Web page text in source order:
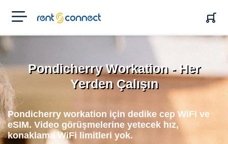
RENT'N
CONNECT
Pondicherry Workation - Her
Yerden Çalışın
Pondicherry workation için dedike cep WiFi ve
eSIM. Video görüşmelerine yetecek hız,
konaklama WiFi limitleri yok.